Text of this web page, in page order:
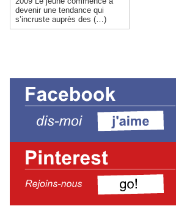
devenir une tendance qui
s’incruste auprès des (…)